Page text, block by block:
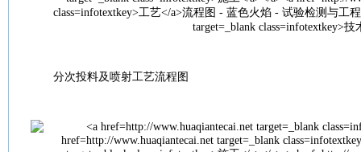
分次投料及喷射工艺流程图